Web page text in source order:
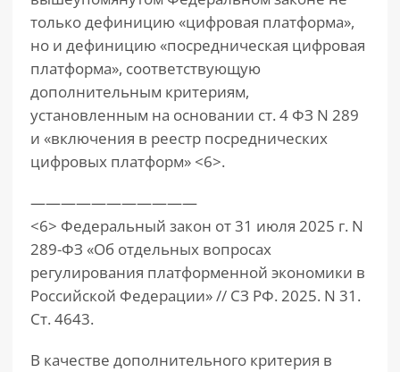
только дефиницию «цифровая платформа»,
но и дефиницию «посредническая цифровая
платформа», соответствующую
дополнительным критериям,
установленным на основании ст. 4 ФЗ N 289
и «включения в реестр посреднических
цифровых платформ» <6>.
———————————
<6> Федеральный закон от 31 июля 2025 г. N
289-ФЗ «Об отдельных вопросах
регулирования платформенной экономики в
Российской Федерации» // СЗ РФ. 2025. N 31.
Ст. 4643.
В качестве дополнительного критерия в